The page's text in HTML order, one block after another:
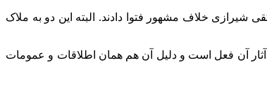
شیرازی خلاف مشهور فتوا دادند. البته این دو به ملاک
آن فعل است و دلیل آن هم همان اطلاقات و عمومات